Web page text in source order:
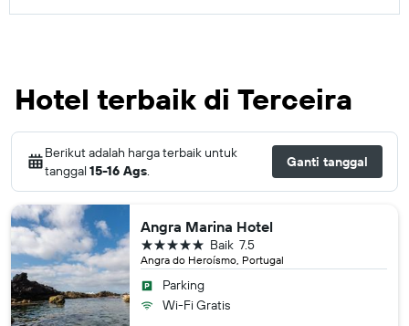
Hotel terbaik di Terceira
Berikut adalah harga terbaik untuk
tanggal 15-16 Ags.
Ganti tanggal
Angra Marina Hotel
Angra do Heroísmo, Portugal
7.5
Baik
bintang 5
Parking
Wi-Fi Gratis